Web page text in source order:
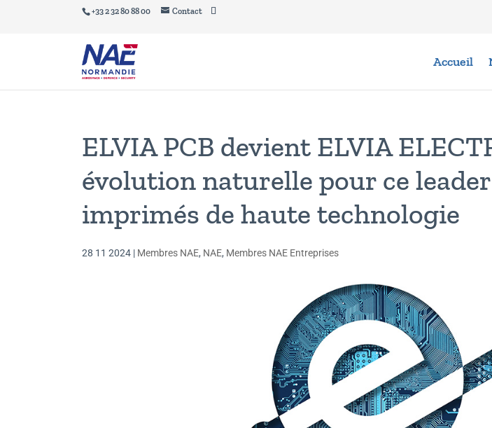
+33 2 32 80 88 00 Contact
Accueil
ELVIA PCB devient ELVIA
évolution naturelle pour ce
imprimés de haute technologie
28 11 2024 | Membres NAE, NAE, Membres NAE Entreprises